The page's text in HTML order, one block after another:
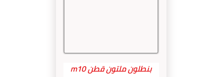
بنطلون ملتون قطن m10